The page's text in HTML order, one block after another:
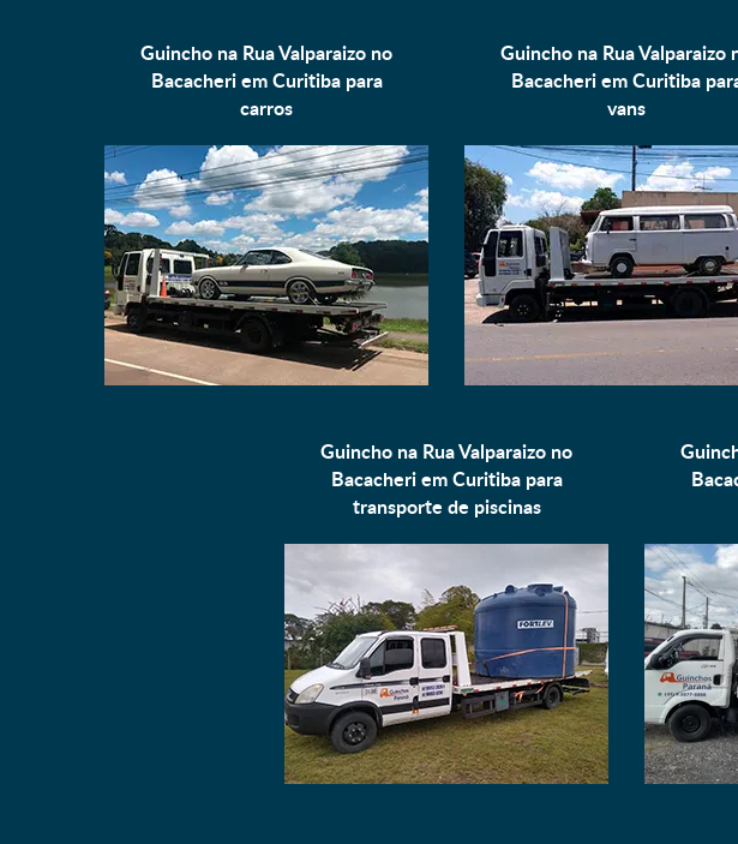
Guincho na Rua Valparaizo no
Bacacheri em Curitiba para
carros
Guincho na Rua Valparaizo
Bacacheri em Curitiba
vans
Guincho na Rua Valparaizo no
Bacacheri em Curitiba para
transporte de piscinas